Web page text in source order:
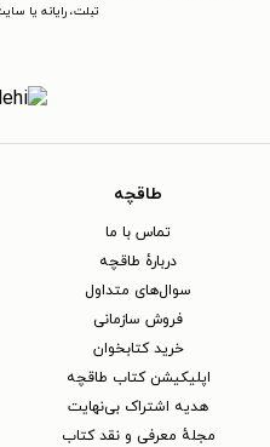
عملیات ویژه را نیز منتشر کرد.
تبلت، رایانه یا
طاقچه
تماس با ما
دربارهٔ طاقچه
سوال‌های متداول
فروش سازمانی
خرید کتابخوان
اپلیکیشن کتاب طاقچه
هدیه اشتراک بی‌نهایت
مجلهٔ معرفی و نقد کتاب